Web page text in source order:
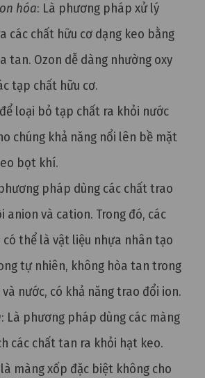
hóa: Là phương pháp xử lý
các chất hữu cơ dạng keo bằng
tan. Ozon dễ dàng nhường oxy
tạp chất hữu cơ.
loại bỏ tạp chất ra khỏi nước
chúng khả năng nổi lên bề mặt
bọt khí.
pháp dùng các chất trao
anion và cation. Trong đó, các
thể là vật liệu nhựa nhân tạo
tự nhiên, không hòa tan trong
nước, có khả năng trao đổi ion.
: Là phương pháp dùng các màng
các chất tan ra khỏi hạt keo.
màng xốp đặc biệt không cho